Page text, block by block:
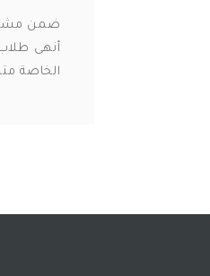
ضمن
أنهى طلاب
الخاصة